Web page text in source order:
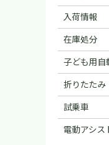
入荷情報
在庫処分
子ども用自
折りたたみ
試乗車
電動アシス